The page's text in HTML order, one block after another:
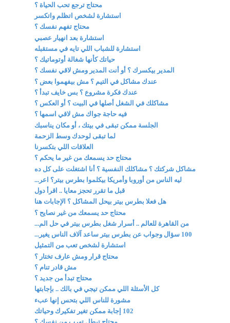
محتاج ترجع تحب الحياة ؟
استشارة لشخص اتظلم واتكسر
محتاج تفهم نفسك ؟
استشارة بعد انهيار عصبي
استشارة للشباب اللي تايه في مستقبله
حياتك كأنها شغالة أوتوماتيك ؟
المدير بيكسرك ؟ أو أنت المدير ومش لاقي نفسك ؟
عندك مشاكل في التيم ؟ مش بيفهموا بعض ؟
عندك فكرة مشروع ؟ بس خايف تبدأ ؟
مشاكلك في الشغل أصلها في البيت ؟ أو العكس ؟
فيه حاجة جواك مش لاقي اسمها ؟
الجلسة ممكن تبقى في بيتك ، أو مكان يناسبك
لما تبقى لوحدك وسط الزحمة
العلاقات اللي بتكسرنا
محتاج حد يسمعك من غير ما يحكم ؟
مشاكل شركتك ؟ مشاكلك النفسية ؟ أنا اشتغلت على كل ده
ليه الناس من أوروبا وأمريكا بيكلموا بطرس بيتر؟ اعر...
قبل ما تقرر تحجز معايا .. اقرأ دول
هل فعلا بطرس بيتر بيحل المشاكل ؟ الإجابات هنا
محتاج حد يسمعك من غير نصايح ؟
من القاهرة للعالم .. أسرار شغل بطرس بيتر في حل الم...
100 سؤال وجواب عن بطرس بيتر ساعد آلاف الناس يغير...
استشارة لشخص تعب من التمثيل
محتاج قرار ومش عارف تختار ؟
مش قادر تنام ؟
محتاج تبدأ من جديد ؟
كل الأسئلة اللي ممكن تيجي في بالك .. بإجابتها
مشورة للناس اللي بتحس إنها عبء
102 إجابة ممكن تغير تفكيرك وحياتك